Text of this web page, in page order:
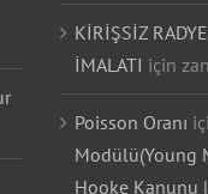
KİRİŞSİZ
Poisson Oranı
Modülü(Young